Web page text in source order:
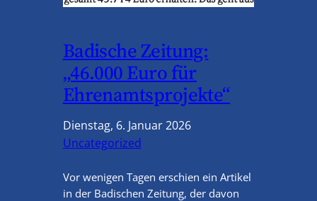
Badische Zeitung:
„46.000 Euro für
Ehrenamtsprojekte“
Dienstag, 6. Januar 2026
Uncategorized
Vor wenigen Tagen erschien ein Artikel
in der Badischen Zeitung, der davon